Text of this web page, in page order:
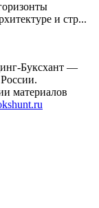
и стр...
Буксхант —
материалов